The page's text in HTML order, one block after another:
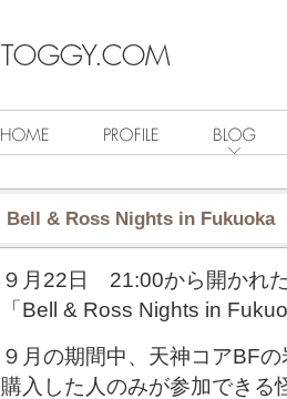
Bell & Ross Nights in Fukuoka
９月22日 21:00から開かれ
「Bell & Ross Nights in
９月の期間中、天神コアBF
購入した人のみが参加できる